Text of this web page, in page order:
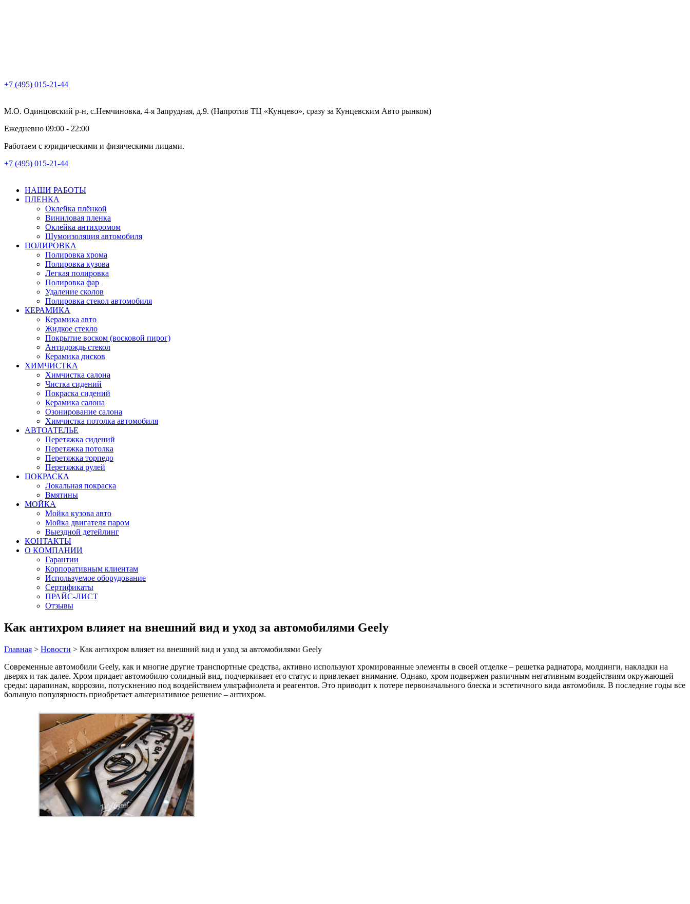
+7 (495) 015-21-44
М.О. Одинцовский р-н, с.Немчиновка, 4-я Запрудная, д.9. (Напротив ТЦ «Кунцево», сразу за Кунцевским Авто рынком)
Ежедневно 09:00 - 22:00
Работаем с юридическими и физическими лицами.
+7 (495) 015-21-44
НАШИ РАБОТЫ
ПЛЕНКА
Оклейка плёнкой
Виниловая пленка
Оклейка антихромом
Шумоизоляция автомобиля
ПОЛИРОВКА
Полировка хрома
Полировка кузова
Легкая полировка
Полировка фар
Удаление сколов
Полировка стекол автомобиля
КЕРАМИКА
Керамика авто
Жидкое стекло
Покрытие воском (восковой пирог)
Антидождь стекол
Керамика дисков
ХИМЧИСТКА
Химчистка салона
Чистка сидений
Покраска сидений
Керамика салона
Озонирование салона
Химчистка потолка автомобиля
АВТОАТЕЛЬЕ
Перетяжка сидений
Перетяжка потолка
Перетяжка торпедо
Перетяжка рулей
ПОКРАСКА
Локальная покраска
Вмятины
МОЙКА
Мойка кузова авто
Мойка двигателя паром
Выездной детейлинг
КОНТАКТЫ
О КОМПАНИИ
Гарантии
Корпоративным клиентам
Используемое оборудование
Сертификаты
ПРАЙС-ЛИСТ
Отзывы
Как антихром влияет на внешний вид и уход за автомобилями Geely
Главная > Новости > Как антихром влияет на внешний вид и уход за автомобилями Geely
Современные автомобили Geely, как и многие другие транспортные средства, активно используют хромированные элементы в своей отделке – решетка радиатора, молдинги, накладки на
дверях и так далее. Хром придает автомобилю солидный вид, подчеркивает его статус и привлекает внимание. Однако, хром подвержен различным негативным воздействиям окружающей
среды: царапинам, коррозии, потускнению под воздействием ультрафиолета и реагентов. Это приводит к потере первоначального блеска и эстетичного вида автомобиля. В последние годы все
большую популярность приобретает альтернативное решение – антихром.